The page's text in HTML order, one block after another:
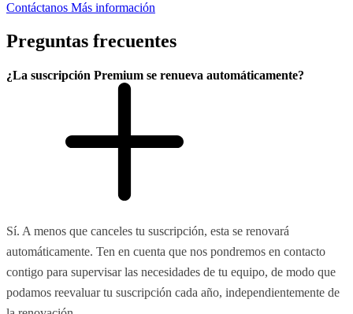
Contáctanos Más información
Preguntas frecuentes
¿La suscripción Premium se renueva automáticamente?
Sí. A menos que canceles tu suscripción, esta se renovará
automáticamente. Ten en cuenta que nos pondremos en contacto
contigo para supervisar las necesidades de tu equipo, de modo que
podamos reevaluar tu suscripción cada año, independientemente de